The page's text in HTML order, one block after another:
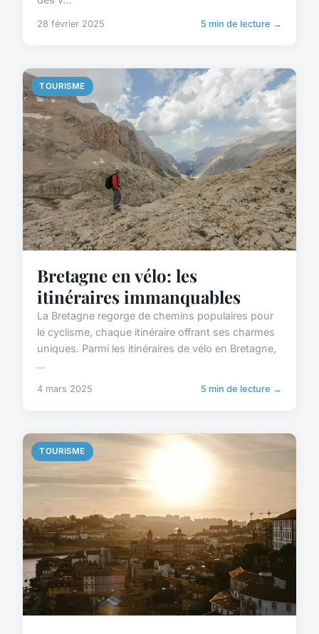
28 février 2025 5 min de lecture →
TOURISME
Bretagne en vélo: les
itinéraires immanquables
La Bretagne regorge de chemins populaires pour
le cyclisme, chaque itinéraire offrant ses charmes
uniques. Parmi les itinéraires de vélo en Bretagne,
...
4 mars 2025 5 min de lecture →
TOURISME